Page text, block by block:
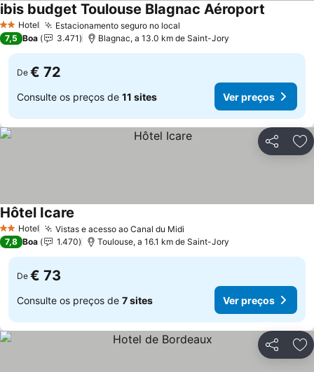
2 Estrelas
Hotel Estacionamento seguro no local
ibis budget Toulouse Blagnac Aéroport
7,5 Boa 3.471 Blagnac, a 13.0 km de Saint-Jory
De € 72
Consulte os preços de 11 sites Ver preços
Partilhar
2 Estrelas
Hotel Vistas e acesso ao Canal du Midi
Hôtel Icare
7,8 Boa 1.470 Toulouse, a 16.1 km de Saint-Jory
De € 73
Consulte os preços de 7 sites Ver preços
Partilhar